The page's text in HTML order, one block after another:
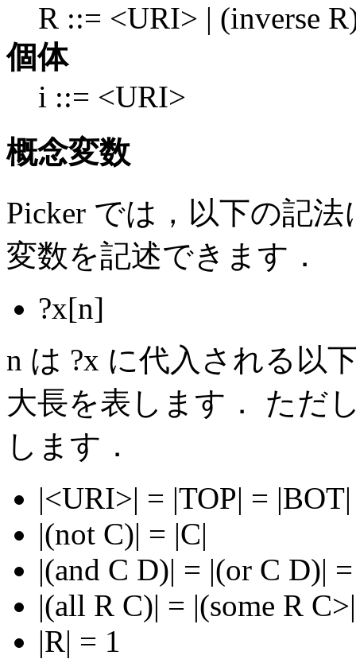
R ::= <URI> | (inverse
個体
i ::= <URI>
概念変数
Picker では，以下の記
変数を記述できます．
?x[n]
n は ?x に代入される以
大長を表します． ただ
します．
|<URI>| = |TOP| =
|(not C)| = |C|
|(and C D)| = |(or C D)|
|(all R C)| = |(some R
|R| = 1